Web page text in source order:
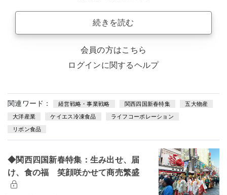
続きを読む
会員の方はこちら
ログインに関するヘルプ
関連ワード： 経営戦略・事業戦略 関西四国新春特集 五大物産
大洋産業 ケイエス冷凍食品 ライフコーポレーション
リボン食品
◆関西四国新春特集：生み出せ、届
け、食の福 笑顔咲かせて商売繁盛